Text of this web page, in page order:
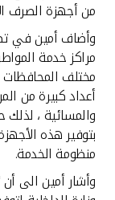
اتصل بنا
مواقع الفروع
ألمانيا
ماليزيا
من أجهزة الصرف
وأضاف أمين في
مراكز خدمة
مختلف المحافظات
أعداد كبيرة من
والمسائية ،
بتوفير هذه
منظومة الخدمة.
وأشار أمين الى